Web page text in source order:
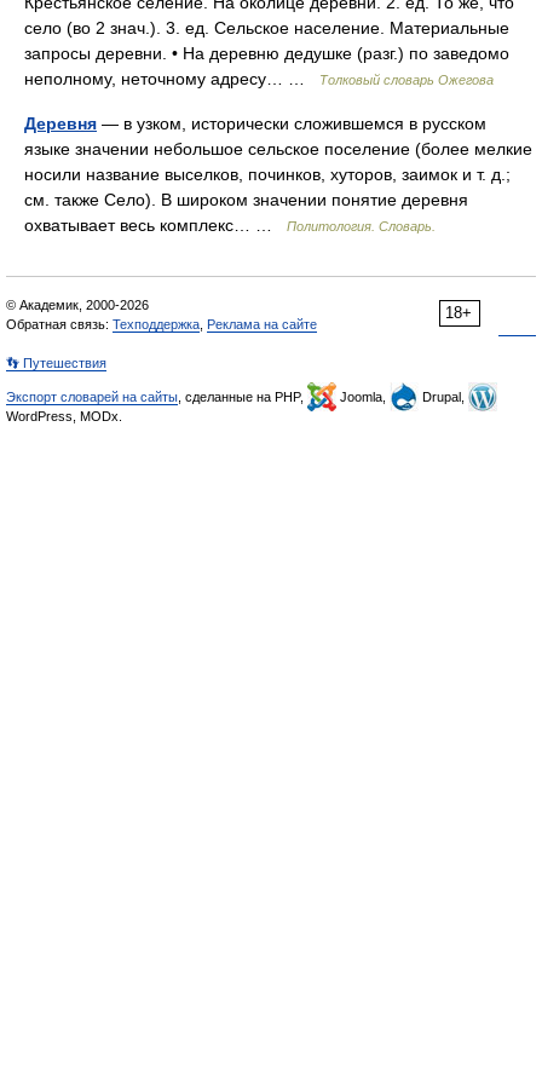
село (во 2 знач.). 3. ед. Сельское население. Материальные
запросы деревни. • На деревню дедушке (разг.) по заведомо
неполному, неточному адресу… …
Толковый словарь Ожегова
Деревня — в узком, исторически сложившемся в русском
языке значении небольшое сельское поселение (более мелкие
носили название выселков, починков, хуторов, заимок и т. д.;
см. также Село). В широком значении понятие деревня
охватывает весь комплекс… …
Политология. Словарь.
18+
© Академик, 2000-2026
Обратная связь: Техподдержка Реклама на сайте
👣 Путешествия
Экспорт словарей на сайты , сделанные на PHP, Joomla,
Drupal,
WordPress, MODx.